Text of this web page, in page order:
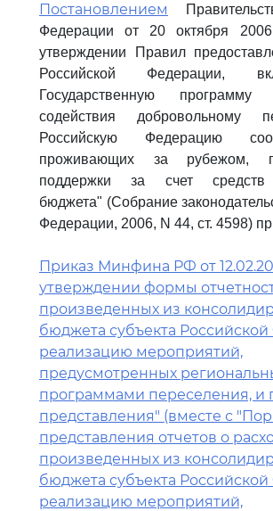
Постановлением
Федерации от 20 октября
утверждении Правил
Российской Федерации,
Государственную
содействия добровольному
Российскую Федерацию
проживающих за рубежом,
поддержки за счет средств
бюджета" (Собрание
Федерации, 2006, N 44, ст. 4598)
Приказ Минфина РФ от
утверждении формы
произведенных из
бюджета субъекта
реализацию мероприятий,
предусмотренных
программами переселения, и
представления" (вместе с
представления отчетов о
произведенных из
бюджета субъекта
реализацию мероприятий,